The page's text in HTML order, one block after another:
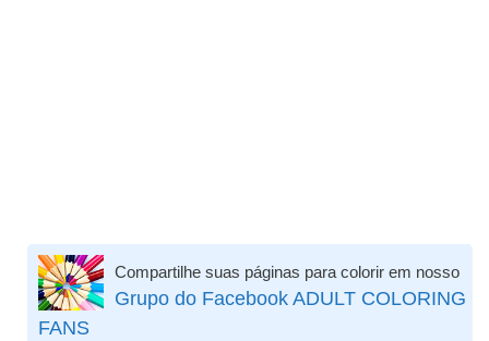
Compartilhe suas páginas para colorir em nosso
Grupo do Facebook ADULT COLORING
FANS